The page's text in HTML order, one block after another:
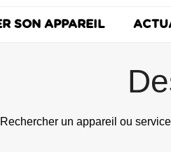
SON APPAREIL
Rechercher un appareil ou service